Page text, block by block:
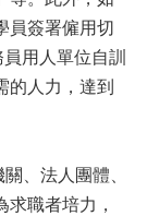
員簽署僱用切
用人單位自訓
的人力，達到
、法人團體、
職者培力，